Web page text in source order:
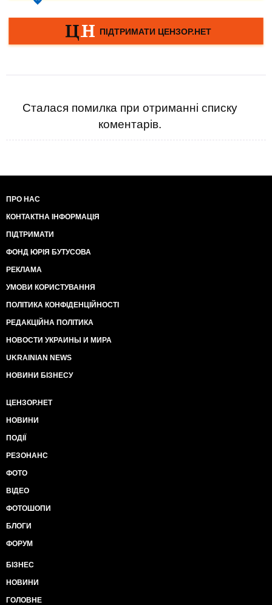
Сталася помилка при отриманні списку
коментарів.
ПРО НАС
КОНТАКТНА ІНФОРМАЦІЯ
ПІДТРИМАТИ
ФОНД ЮРІЯ БУТУСОВА
РЕКЛАМА
УМОВИ КОРИСТУВАННЯ
ПОЛІТИКА КОНФІДЕНЦІЙНОСТІ
РЕДАКЦІЙНА ПОЛІТИКА
НОВОСТИ УКРАИНЫ И МИРА
UKRAINIAN NEWS
НОВИНИ БІЗНЕСУ
ЦЕНЗОР.НЕТ
НОВИНИ
ПОДІЇ
РЕЗОНАНС
ФОТО
ВІДЕО
ФОТОШОПИ
БЛОГИ
ФОРУМ
БІЗНЕС
НОВИНИ
ГОЛОВНЕ